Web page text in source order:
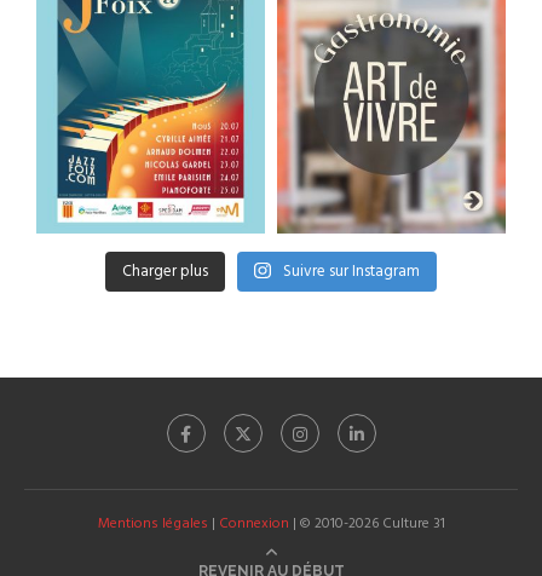
Charger plus Suivre sur Instagram
Mentions légales | Connexion | © 2010-2026 Culture 31
REVENIR AU DÉBUT